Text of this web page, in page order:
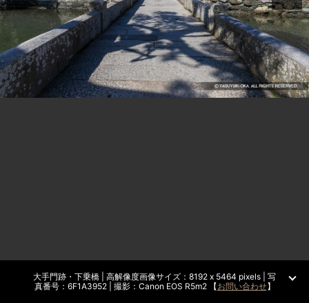
大手門跡・下乗橋 | 高解像度画像サイズ：8192 x 5464 pixels | 写
真番号：6F1A3952 | 撮影：Canon EOS R5m2 【お問い合わせ】